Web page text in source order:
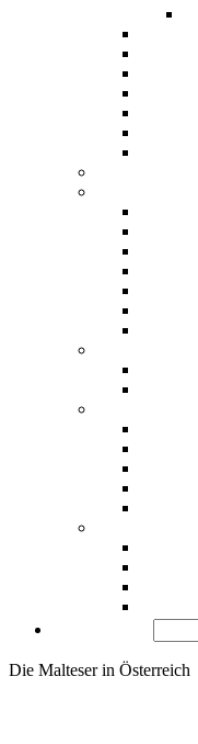
Die Malteser in Österreich